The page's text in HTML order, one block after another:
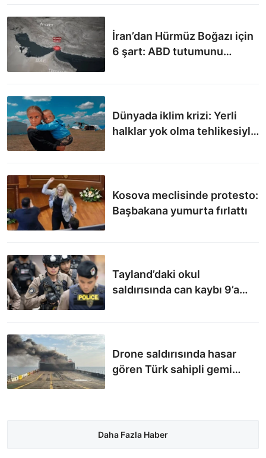
İran’dan Hürmüz Boğazı için
6 şart: ABD tutumunu
Dünyada iklim krizi: Yerli
halklar yok olma tehlikesiyle
Kosova meclisinde protesto:
Başbakana yumurta fırlattı
Tayland’daki okul
saldırısında can kaybı 9’a
Drone saldırısında hasar
gören Türk sahipli gemi
Daha Fazla Haber